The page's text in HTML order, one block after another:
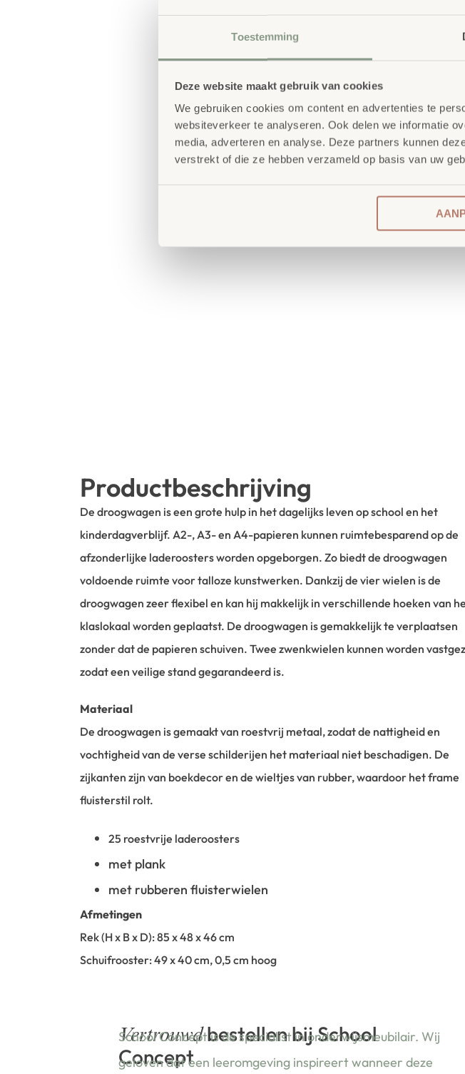
Toestemming
Deze website maakt gebruik van cookies
We gebruiken cookies om content en advertenties te
websiteverkeer te analyseren. Ook delen we informatie
media, adverteren en analyse. Deze partners kunnen
verstrekt of die ze hebben verzameld op basis van uw
Productbeschrijving
De droogwagen is een grote hulp in het dagelijks leven op school en het
kinderdagverblijf. A2-, A3- en A4-papieren kunnen ruimtebesparend op de
afzonderlijke laderoosters worden opgeborgen. Zo biedt de droogwagen
voldoende ruimte voor talloze kunstwerken. Dankzij de vier wielen is de
droogwagen zeer flexibel en kan hij makkelijk in verschillende hoeken van
klaslokaal worden geplaatst. De droogwagen is gemakkelijk te verplaatsen
zonder dat de papieren schuiven. Twee zwenkwielen kunnen worden
zodat een veilige stand gegarandeerd is.
Materiaal
De droogwagen is gemaakt van roestvrij metaal, zodat de nattigheid en
vochtigheid van de verse schilderijen het materiaal niet beschadigen. De
zijkanten zijn van boekdecor en de wieltjes van rubber, waardoor het frame
fluisterstil rolt.
25 roestvrije laderoosters
met plank
met rubberen fluisterwielen
Afmetingen
Rek (H x B x D): 85 x 48 x 46 cm
Schuifrooster: 49 x 40 cm, 0,5 cm hoog
Vertrouwdbestellen bij School
Concept
School Concept is de specialist in onderwijsmeubilair. Wij
geloven dat een leeromgeving inspireert wanneer deze